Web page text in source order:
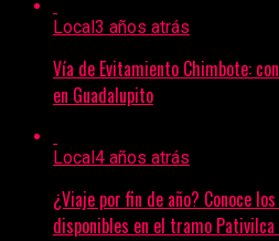
Local 3 años atrás
Vía de Evitamiento Chimbote:
en Guadalupito
Local 4 años atrás
¿Viaje por fin de año? Conoce
disponibles en el tramo